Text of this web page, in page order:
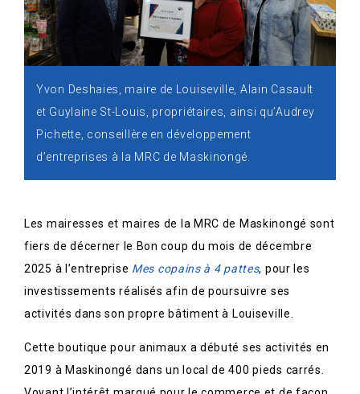
Yvon Deshaies, maire de Louiseville, Alain Casault
et Guylaine St-Louis, propriétaires, ainsi qu’Audrey
Pichette, conseillère en développement
d’entreprises à la MRC de Maskinongé.
Les mairesses et maires de la MRC de Maskinongé sont
fiers de décerner le Bon coup du mois de décembre
2025 à l’entreprise Mes copains à 4 pattes, pour les
investissements réalisés afin de poursuivre ses
activités dans son propre bâtiment à Louiseville.
Cette boutique pour animaux a débuté ses activités en
2019 à Maskinongé dans un local de 400 pieds carrés.